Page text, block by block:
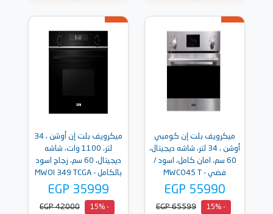
ميكرويف بلت إن كومبي
أوشن ، 34 لتر، شاشه ديجيتال،
60 سم، امان كامل، اسود /
فضي - MWCO45 T
EGP 55990
- 15%
EGP 65599
ميكرويف بلت إن أوشن ، 34
لتر، 1100 وات، شاشه
ديجيتال، 60 سم، زجاج اسود
بالكامل - MWOI 349 TCGA
B
EGP 35999
- 15%
EGP 42000